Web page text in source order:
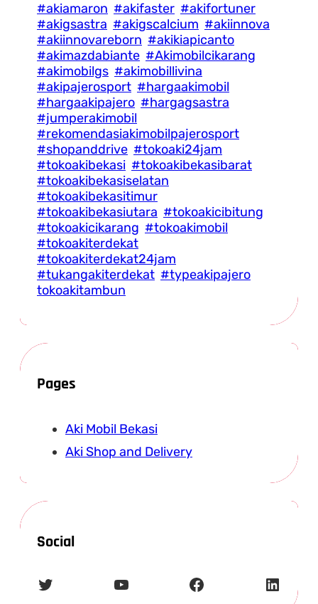
#akiamaron #akifaster #akifortuner
#akigsastra #akigscalcium #akiinnova
#akiinnovareborn #akikiapicanto
#akimazdabiante #Akimobilcikarang
#akimobilgs #akimobillivina
#akipajerosport #hargaakimobil
#hargaakipajero #hargagsastra
#jumperakimobil
#rekomendasiakimobilpajerosport
#shopanddrive #tokoaki24jam
#tokoakibekasi #tokoakibekasibarat
#tokoakibekasiselatan
#tokoakibekasitimur
#tokoakibekasiutara #tokoakicibitung
#tokoakicikarang #tokoakimobil
#tokoakiterdekat
#tokoakiterdekat24jam
#tukangakiterdekat #typeakipajero
tokoakitambun
Pages
Aki Mobil Bekasi
Aki Shop and Delivery
Social
Twitter YouTube Facebook LinkedIn